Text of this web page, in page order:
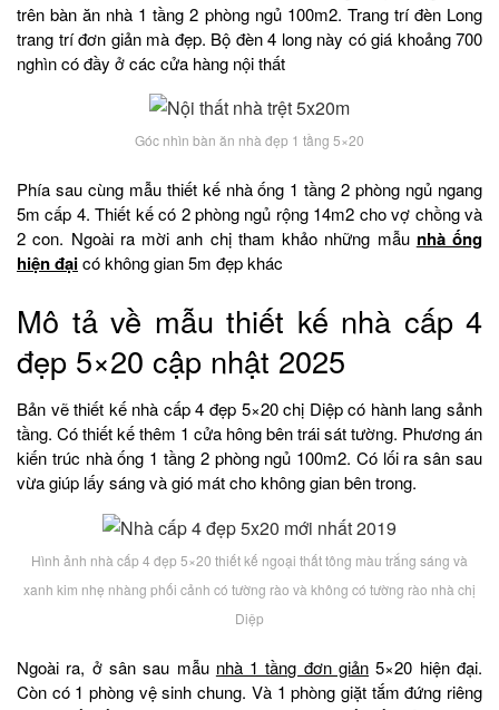
trên bàn ăn nhà 1 tầng 2 phòng ngủ 100m2. Trang trí đèn Long
trang trí đơn giản mà đẹp. Bộ đèn 4 long này có giá khoảng 700
nghìn có đầy ở các cửa hàng nội thất
Góc nhìn bàn ăn nhà đẹp 1 tầng 5×20
Phía sau cùng mẫu thiết kế nhà ống 1 tầng 2 phòng ngủ ngang
5m cấp 4. Thiết kế có 2 phòng ngủ rộng 14m2 cho vợ chồng và
2 con. Ngoài ra mời anh chị tham khảo những mẫu nhà ống
hiện đạicó không gian 5m đẹp khác
Mô tả về mẫu thiết kế nhà cấp 4
đẹp 5×20 cập nhật 2025
Bản vẽ thiết kế nhà cấp 4 đẹp 5×20 chị Diệp có hành lang sảnh
tầng. Có thiết kế thêm 1 cửa hông bên trái sát tường. Phương án
kiến trúc nhà ống 1 tầng 2 phòng ngủ 100m2. Có lối ra sân sau
vừa giúp lấy sáng và gió mát cho không gian bên trong.
Hình ảnh nhà cấp 4 đẹp 5×20 thiết kế ngoại thất tông màu trắng sáng và
xanh kim nhẹ nhàng phối cảnh có tường rào và không có tường rào nhà chị
Diệp
Ngoài ra, ở sân sau mẫu nhà 1 tầng đơn giản 5×20 hiện đại.
Còn có 1 phòng vệ sinh chung. Và 1 phòng giặt tắm đứng riêng